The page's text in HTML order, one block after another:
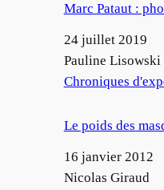
Marc Pataut :
Date
24 juillet 2019
Auteur
Pauline Lisowski
Par rapport à
Chroniques
Le poids des
Date
16 janvier 2012
Auteur
Nicolas Giraud